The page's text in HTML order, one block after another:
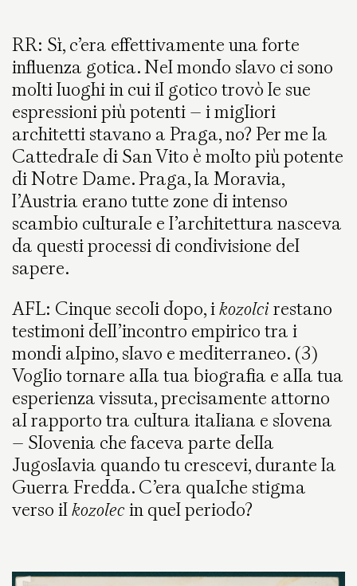
RR: Sì, c’era effettivamente una forte
influenza gotica. Nel mondo slavo ci sono
molti luoghi in cui il gotico trovò le sue
espressioni più potenti – i migliori
architetti stavano a Praga, no? Per me la
Cattedrale di San Vito è molto più potente
di Notre Dame. Praga, la Moravia,
l’Austria erano tutte zone di intenso
scambio culturale e l’architettura nasceva
da questi processi di condivisione del
sapere.
AFL: Cinque secoli dopo, ikozolcirestano
testimoni dell’incontro empirico tra i
mondi alpino, slavo e mediterraneo. (3)
Voglio tornare alla tua biografia e alla tua
esperienza vissuta, precisamente attorno
al rapporto tra cultura italiana e slovena
– Slovenia che faceva parte della
Jugoslavia quando tu crescevi, durante la
Guerra Fredda. C’era qualche stigma
verso ilkozolecin quel periodo?